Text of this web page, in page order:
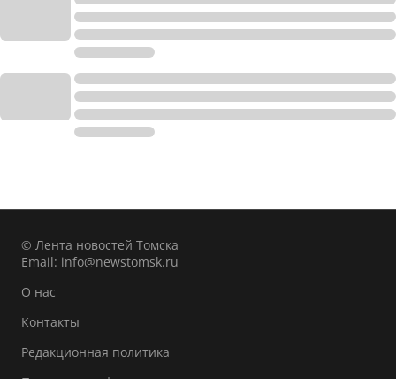
© Лента новостей Томска
Email: info@newstomsk.ru
О нас
Контакты
Редакционная политика